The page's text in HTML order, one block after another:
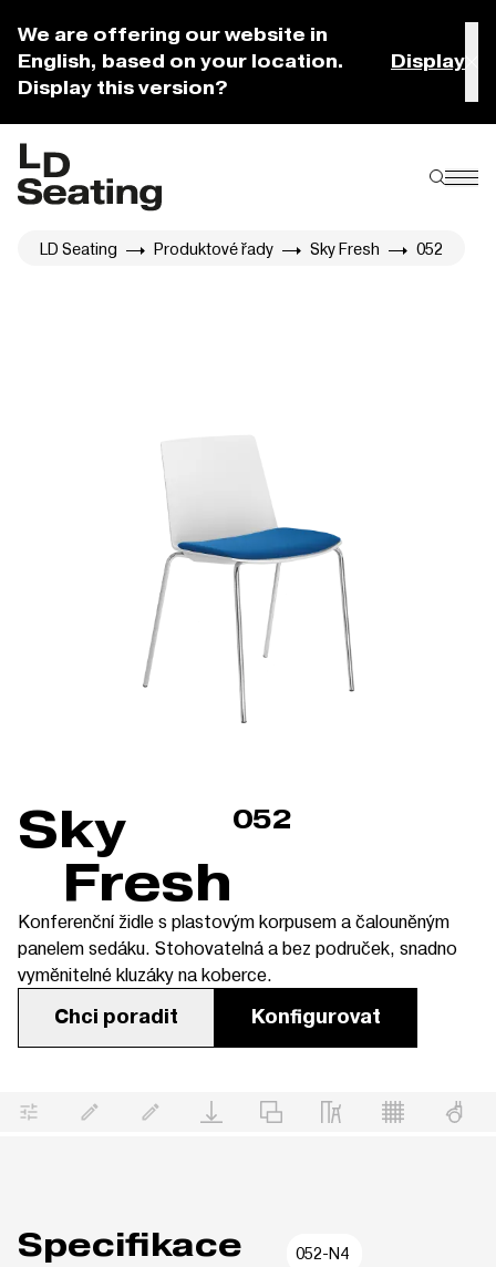
We are offering our website in
English, based on your location.
Display this version?
Display
LD Seating Produktové řady Sky Fresh 052
Sky
Fresh
052
Konferenční židle s plastovým korpusem a čalouněným
panelem sedáku. Stohovatelná a bez područek, snadno
vyměnitelné kluzáky na koberce.
Chci poradit Konfigurovat
Specifikace 052-N4